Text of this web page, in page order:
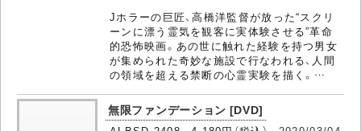
Jホラーの巨匠、高橋洋監督が放った“スクリ
ーンに漂う霊気を観客に実体験させる”革命
的恐怖映画。あの世に触れた経験を持つ男女
が集められた奇妙な施設で行なわれる、人間
の領域を超える禁断の心霊実験を描く。…
無限ファンデーション [DVD]